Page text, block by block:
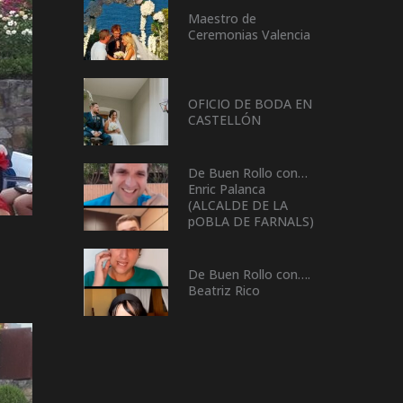
Maestro de
Ceremonias Valencia
OFICIO DE BODA EN
CASTELLÓN
De Buen Rollo con…
Enric Palanca
(ALCALDE DE LA
pOBLA DE FARNALS)
De Buen Rollo con….
Beatriz Rico